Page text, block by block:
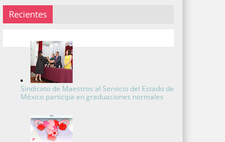
Recientes
Sindicato de Maestros al Servicio del Estado de
México participa en graduaciones normales